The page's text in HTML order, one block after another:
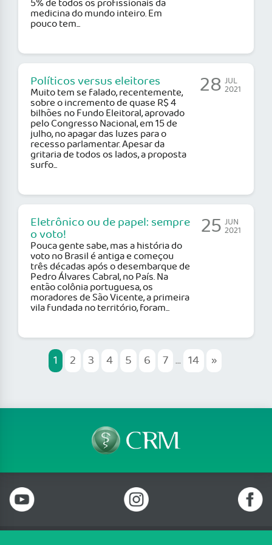
5% de todos os profissionais da
medicina do mundo inteiro. Em
pouco tem...
Políticos versus eleitores
Muito tem se falado, recentemente,
sobre o incremento de quase R$ 4
bilhões no Fundo Eleitoral, aprovado
pelo Congresso Nacional, em 15 de
julho, no apagar das luzes para o
recesso parlamentar. Apesar da
gritaria de todos os lados, a proposta
surfo...
28 JUL
2021
Eletrônico ou de papel: sempre
o voto!
Pouca gente sabe, mas a história do
voto no Brasil é antiga e começou
três décadas após o desembarque de
Pedro Álvares Cabral, no País. Na
então colônia portuguesa, os
moradores de São Vicente, a primeira
vila fundada no território, foram...
25 JUN
2021
1 2 3 4 5 6 7 ... 14 »